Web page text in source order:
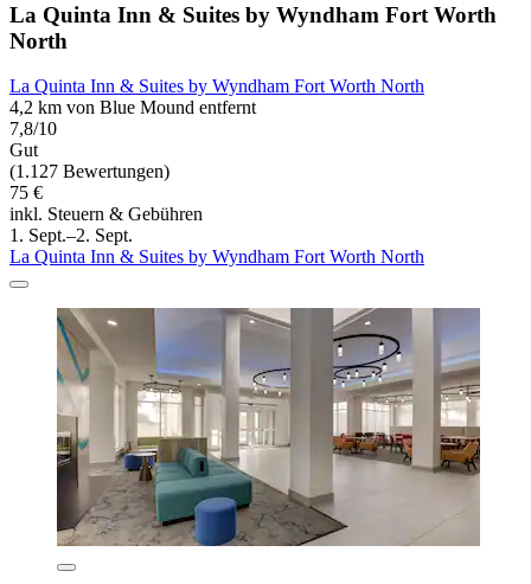
La Quinta Inn & Suites by Wyndham Fort Worth
North
La Quinta Inn & Suites by Wyndham Fort Worth North
4,2 km von Blue Mound entfernt
7,8/10
Gut
(1.127 Bewertungen)
75 €
inkl. Steuern & Gebühren
1. Sept.–2. Sept.
La Quinta Inn & Suites by Wyndham Fort Worth North